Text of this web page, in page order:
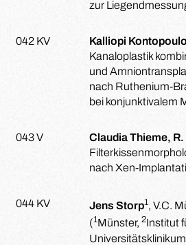
zur
042 KV Kalliopi
Kanaloplastik
und
nach Ruthenium-
bei konjunktivalem
043 V
Claudia Thieme,
nach Xen-
044 KV Jens Storp1, V.C.
(1Münster, 2 Institut